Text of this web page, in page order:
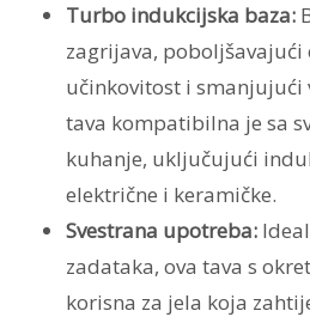
Turbo indukcijska baza:
zagrijava, poboljšavajući
učinkovitost i smanjujući
tava kompatibilna je sa
kuhanje, uključujući
električne i keramičke.
Svestrana upotreba:
zadataka, ova tava s
korisna za jela koja